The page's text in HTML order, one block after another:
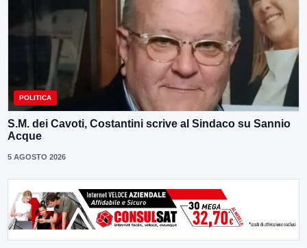
POLITICA
S.M. dei Cavoti, Costantini scrive al Sindaco su Sannio
Acque
5 AGOSTO 2026